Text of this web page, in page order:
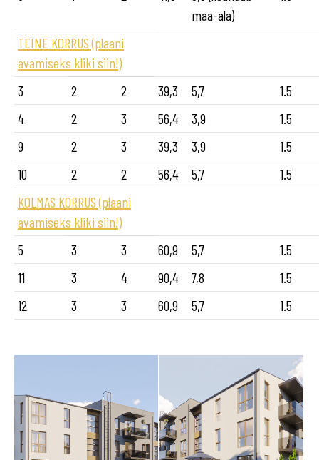
maa-ala)
TEINE KORRUS (plaani
avamiseks kliki siin!)
3
2 2 39,3 5,7
1.5
4
2 3 56,4 3,9
1.5
9
2 3 39,3 3,9
1.5
10
2 2 56,4 5,7
1.5
KOLMAS KORRUS (plaani
avamiseks kliki siin!)
5
3 3 60,9 5,7
1.5
11
3 4 90,4 7,8
1.5
12
3 3 60,9 5,7 1.5